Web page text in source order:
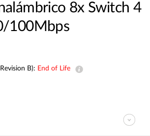
8x Switch 4
100Mbps
B): End of Life